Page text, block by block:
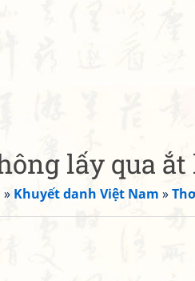
lấy qua
» Khuyết danh Việt Nam »